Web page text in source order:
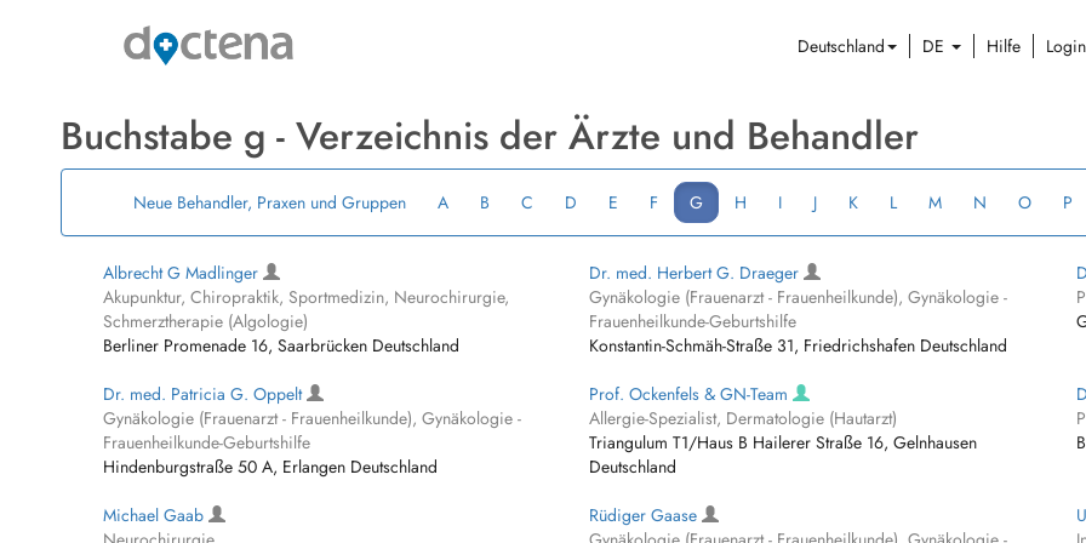
Deutschland DE Hilfe Login
Buchstabe g - Verzeichnis der Ärzte und Behandler
Neue Behandler, Praxen und Gruppen A B C D E F G H I J K L M N O P
Albrecht G Madlinger
Akupunktur, Chiropraktik, Sportmedizin, Neurochirurgie,
Schmerztherapie (Algologie)
Berliner Promenade 16, Saarbrücken Deutschland
Dr. med. Herbert G. Draeger
Gynäkologie (Frauenarzt - Frauenheilkunde), Gynäkologie -
Frauenheilkunde-Geburtshilfe
Konstantin-Schmäh-Straße 31, Friedrichshafen Deutschland
Dr. med. Patricia G. Oppelt
Gynäkologie (Frauenarzt - Frauenheilkunde), Gynäkologie -
Frauenheilkunde-Geburtshilfe
Hindenburgstraße 50 A, Erlangen Deutschland
Prof. Ockenfels & GN-Team
Allergie-Spezialist, Dermatologie (Hautarzt)
Triangulum T1/Haus B Hailerer Straße 16, Gelnhausen
Deutschland
Michael Gaab
Rüdiger Gaase